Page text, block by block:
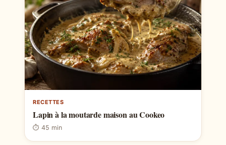
RECETTES
Lapin à la moutarde maison au Cookeo
⏱ 45 min